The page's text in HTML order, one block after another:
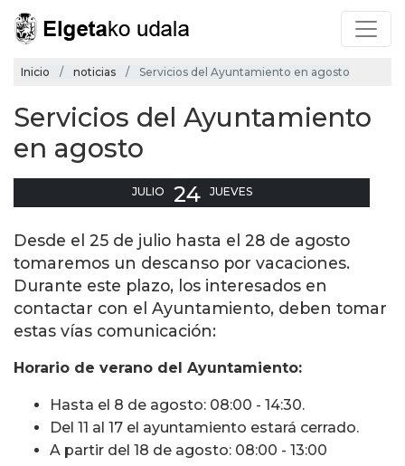
Inicio noticias Servicios del Ayuntamiento en agosto
Servicios del Ayuntamiento
en agosto
JULIO 24 JUEVES
Desde el 25 de julio hasta el 28 de agosto
tomaremos un descanso por vacaciones.
Durante este plazo, los interesados en
contactar con el Ayuntamiento, deben tomar
estas vías comunicación:
Horario de verano del Ayuntamiento:
Hasta el 8 de agosto: 08:00 - 14:30.
Del 11 al 17 el ayuntamiento estará cerrado.
A partir del 18 de agosto: 08:00 - 13:00